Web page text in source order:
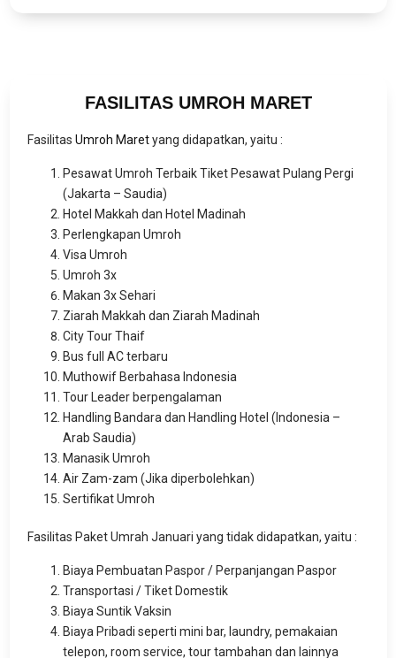
FASILITAS UMROH MARET
Fasilitas Umroh Maretyang didapatkan, yaitu :
Pesawat Umroh Terbaik Tiket Pesawat Pulang Pergi
(Jakarta – Saudia)
Hotel Makkah dan Hotel Madinah
Perlengkapan Umroh
Visa Umroh
Umroh 3x
Makan 3x Sehari
Ziarah Makkah dan Ziarah Madinah
City Tour Thaif
Bus full AC terbaru
Muthowif Berbahasa Indonesia
Tour Leader berpengalaman
Handling Bandara dan Handling Hotel (Indonesia –
Arab Saudia)
Manasik Umroh
Air Zam-zam (Jika diperbolehkan)
Sertifikat Umroh
Fasilitas Paket Umrah Januari yang tidak didapatkan, yaitu :
Biaya Pembuatan Paspor / Perpanjangan Paspor
Transportasi / Tiket Domestik
Biaya Suntik Vaksin
Biaya Pribadi seperti mini bar, laundry, pemakaian
telepon, room service, tour tambahan dan lainnya